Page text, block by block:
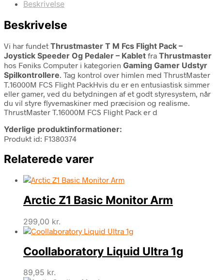
Beskrivelse
Beskrivelse
Vi har fundet Thrustmaster T M Fcs Flight Pack –
Joystick Speeder Og Pedaler – Kablet fra Thrustmaster
hos Føniks Computer i kategorien Gaming Gamer Udstyr
Spilkontrollere. Tag kontrol over himlen med ThrustMaster
T.16000M FCS Flight PackHvis du er en entusiastisk simmer
eller gamer, ved du betydningen af et godt styresystem, når
du vil styre flyvemaskiner med præcision og realisme.
ThrustMaster T.16000M FCS Flight Pack er d
Yderlige produktinformationer:
Produkt id: F1380374
Relaterede varer
Arctic Z1 Basic Monitor Arm
299,00 kr.
Coollaboratory Liquid Ultra 1g
89,95 kr.